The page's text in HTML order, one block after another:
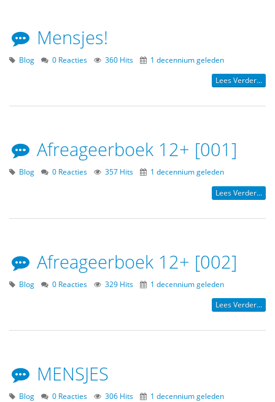
Mensjes!
Blog 0 Reacties 360 Hits 1 decennium geleden
Lees Verder...
Afreageerboek 12+ [001]
Blog 0 Reacties 357 Hits 1 decennium geleden
Lees Verder...
Afreageerboek 12+ [002]
Blog 0 Reacties 329 Hits 1 decennium geleden
Lees Verder...
MENSJES
Blog 0 Reacties 306 Hits 1 decennium geleden